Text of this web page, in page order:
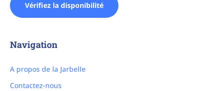
Vérifiez la disponibilité
Navigation
A propos de la Jarbelle
Contactez-nous